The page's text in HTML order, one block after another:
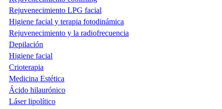
Rejuvenecimiento LPG facial
Higiene facial y terapia fotodinámica
Rejuvenecimiento y la radiofrecuencia
Depilación
Higiene facial
Crioterapia
Medicina Estética
Ácido hilaurónico
Láser lipolítico